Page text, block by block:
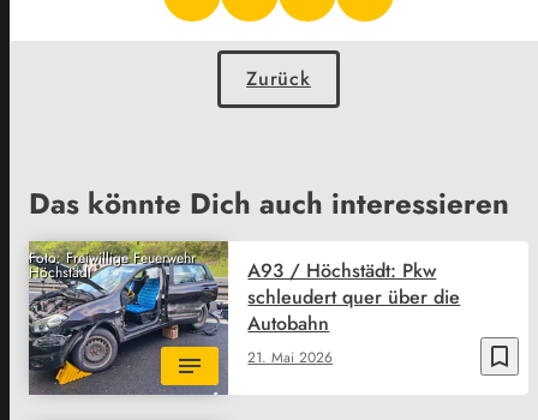
Zurück
Das könnte Dich auch interessieren
Foto: Freiwillige Feuerwehr
Höchstädt
bookmark_border
21. Mai 2026
A93 / Höchstädt: Pkw
schleudert quer über die
Autobahn